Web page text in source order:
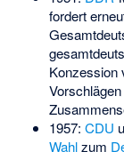
fordert
Konzession
1957: CDU
Wahlzum